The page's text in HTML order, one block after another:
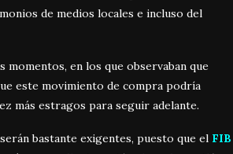
de medios locales e incluso del
momentos, en los que observaban que
este movimiento de compra podría
más estragos para seguir adelante.
bastante exigentes, puesto que el FIB